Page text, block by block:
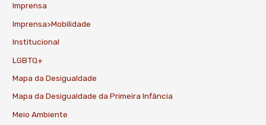
Imprensa
Imprensa>Mobilidade
Institucional
LGBTQ+
Mapa da Desigualdade
Mapa da Desigualdade da Primeira Infância
Meio Ambiente